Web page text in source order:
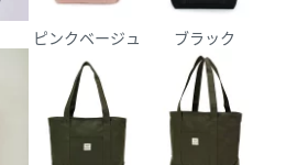
ピンクベージュ ブラック